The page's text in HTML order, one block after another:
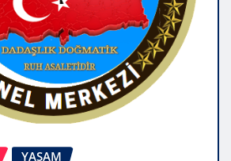
YAŞAM